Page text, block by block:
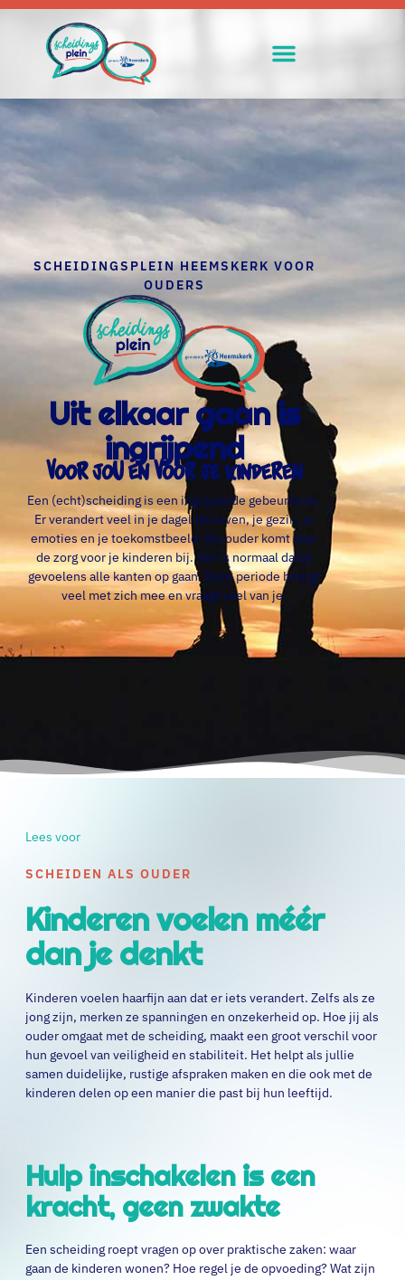
SCHEIDINGSPLEIN HEEMSKERK VOOR
OUDERS
Uit elkaar gaan is
ingrijpend
voor jou én voor je kinderen
Een (echt)scheiding is een ingrijpende gebeurtenis.
Er verandert veel in je dagelijks leven, je gezin, je
emoties en je toekomstbeeld. Als ouder komt daar
de zorg voor je kinderen bij. Het is normaal dat je
gevoelens alle kanten op gaan. Deze periode brengt
veel met zich mee en vraagt veel van je.
Lees voor
SCHEIDEN ALS OUDER
Kinderen voelen méér
dan je denkt
Kinderen voelen haarfijn aan dat er iets verandert. Zelfs als ze
jong zijn, merken ze spanningen en onzekerheid op. Hoe jij als
ouder omgaat met de scheiding, maakt een groot verschil voor
hun gevoel van veiligheid en stabiliteit. Het helpt als jullie
samen duidelijke, rustige afspraken maken en die ook met de
kinderen delen op een manier die past bij hun leeftijd.
Hulp inschakelen is een
kracht, geen zwakte
Een scheiding roept vragen op over praktische zaken: waar
gaan de kinderen wonen? Hoe regel je de opvoeding? Wat zijn